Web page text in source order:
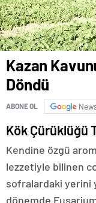
Kazan
Döndü
ABONE OL
Kök Çürüklüğü
Kendine özgü
lezzetiyle bilinen
sofralardaki yerini
dönemde